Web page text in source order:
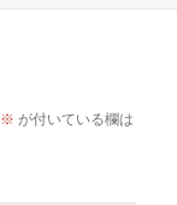
※ が付いている欄は